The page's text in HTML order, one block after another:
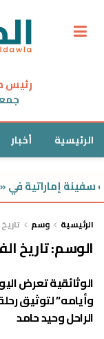
رئيس
الرئيسية أخبار
إماراتية في
الرئيسية وسم
الوسم:تاريخ
الوثائقية تعرض
وأيامه” لتوثيق
الراحل وحيد حامد